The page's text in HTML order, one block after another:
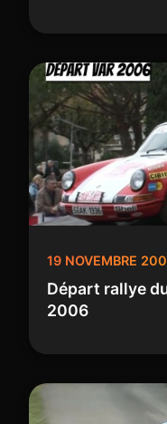
19 NOVEMBRE
Départ rallye
2006